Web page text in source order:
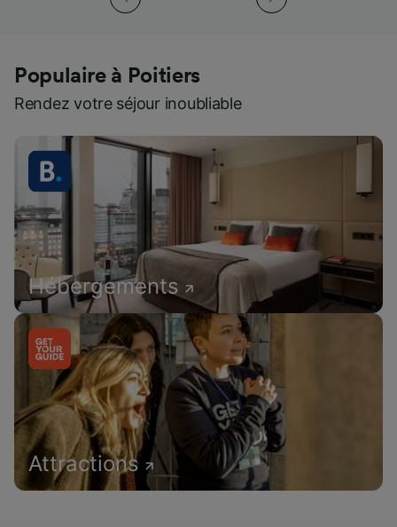
Populaire à Poitiers
Rendez votre séjour inoubliable
Hébergements
Attractions